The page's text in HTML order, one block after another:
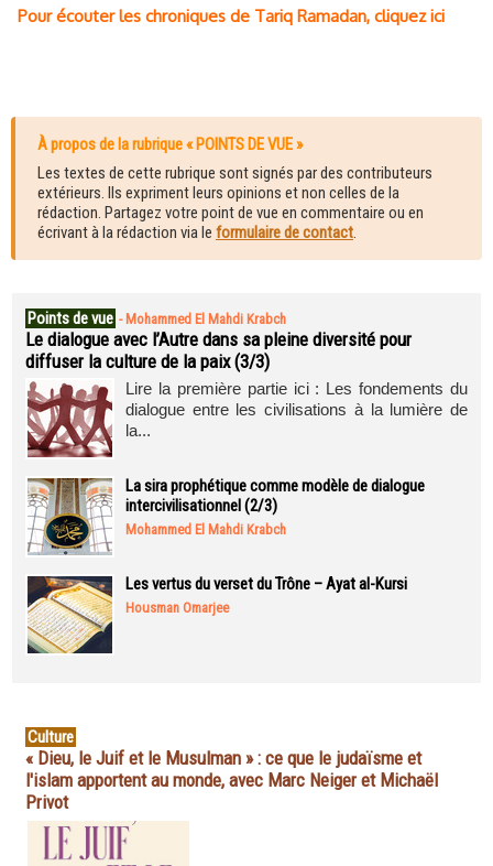
Pour écouter les chroniques de Tariq Ramadan, cliquez ici
À propos de la rubrique « POINTS DE VUE »
Les textes de cette rubrique sont signés par des contributeurs
extérieurs. Ils expriment leurs opinions et non celles de la
rédaction. Partagez votre point de vue en commentaire ou en
écrivant à la rédaction via le formulaire de contact.
Points de vue - Mohammed El Mahdi Krabch
Le dialogue avec l’Autre dans sa pleine diversité pour
diffuser la culture de la paix (3/3)
Lire la première partie ici : Les fondements du
dialogue entre les civilisations à la lumière de
la...
La sira prophétique comme modèle de dialogue
intercivilisationnel (2/3)
Mohammed El Mahdi Krabch
Les vertus du verset du Trône – Ayat al-Kursi
Housman Omarjee
Culture
« Dieu, le Juif et le Musulman » : ce que le judaïsme et
l'islam apportent au monde, avec Marc Neiger et Michaël
Privot